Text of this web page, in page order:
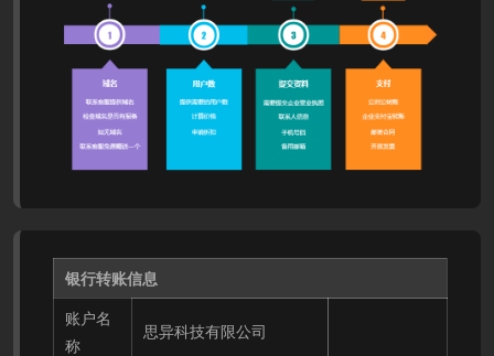
银行转账信息
账户名
称
思异科技有限公司